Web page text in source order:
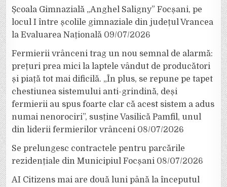
Școala Gimnazială „Anghel Saligny” Focșani, pe
locul I între școlile gimnaziale din județul Vrancea
la Evaluarea Națională 09/07/2026
Fermierii vrânceni trag un nou semnal de alarmă:
prețuri prea mici la laptele vândut de producători
și piață tot mai dificilă. „În plus, se repune pe tapet
chestiunea sistemului anti-grindină, deși
fermierii au spus foarte clar că acest sistem a adus
numai nenorociri”, susține Vasilică Pamfil, unul
din liderii fermierilor vrânceni 08/07/2026
Se prelungesc contractele pentru parcările
rezidențiale din Municipiul Focșani 08/07/2026
AI Citizens mai are două luni până la începutul